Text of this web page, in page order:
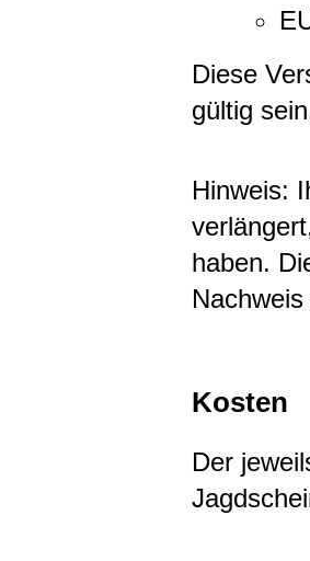
Diese
gültig
Hinweis:
haben.
Kosten
Der